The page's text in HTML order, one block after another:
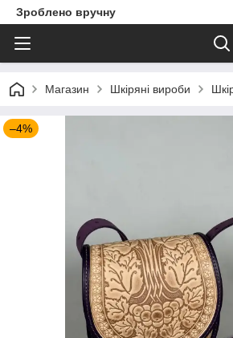
Зроблено вручну
Магазин Шкіряні вироби
–4%